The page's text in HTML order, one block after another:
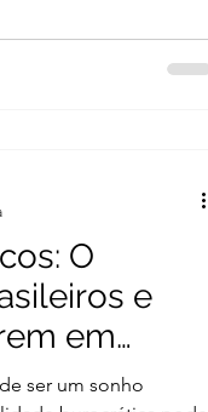
O
e
em
ser um sonho